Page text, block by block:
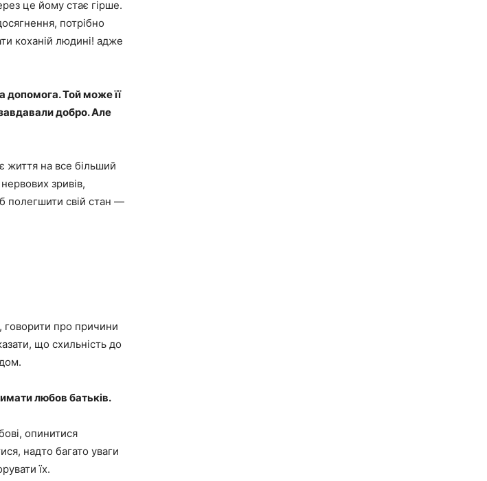
це йому стає гірше.
потрібно
коханій людині! адже
допомога. Той може її
добро. Але
життя на все більший
зривів,
полегшити свій стан —
говорити про причини
що схильність до
любов батьків.
опинитися
надто багато уваги
їх.